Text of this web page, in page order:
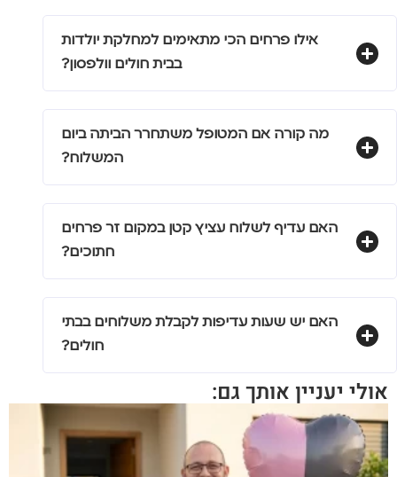
אולי יעניין אותך גם:
אילו פרחים הכי מתאימים למחלקת יולדות
בבית חולים וולפסון?
מה קורה אם המטופל משתחרר הביתה ביום
המשלוח?
האם עדיף לשלוח עציץ קטן במקום זר פרחים
חתוכים?
האם יש שעות עדיפות לקבלת משלוחים בבתי
חולים?